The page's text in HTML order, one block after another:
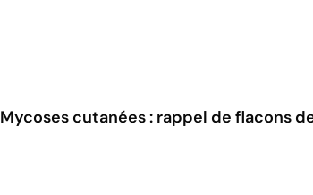
Mycoses cutanées : rappel de flacons